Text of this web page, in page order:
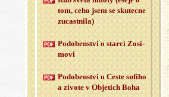
tom, ceho jsem se sku­tec­ne
zu­cast­ni­la)
Po­do­ben­st­vi o star­ci Zo­si­
mo­vi
Po­do­ben­st­vi o Ceste su­fi­ho
a zi­vo­te v Ob­je­tich Boha